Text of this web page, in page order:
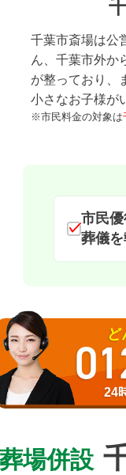
千葉市斎場は公
ん、千葉市外か
が整っており、
小さなお子様が
※市民料金の対象は
市民
葬儀
ど
24
場併設